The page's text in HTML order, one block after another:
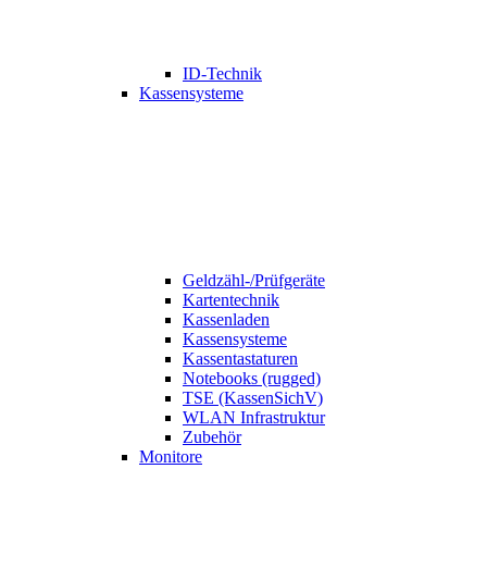
ID-Technik
Kassensysteme
Geldzähl-/Prüfgeräte
Kartentechnik
Kassenladen
Kassensysteme
Kassentastaturen
Notebooks (rugged)
TSE (KassenSichV)
WLAN Infrastruktur
Zubehör
Monitore